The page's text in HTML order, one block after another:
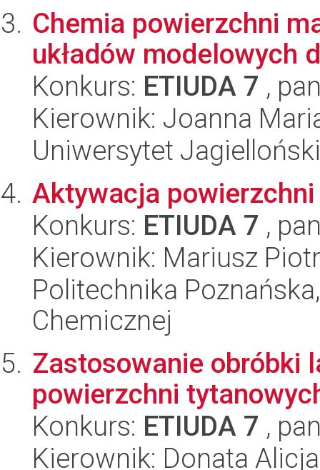
Chemia powierzchni
układów modelowych
Konkurs: ETIUDA 7 ,
Kierownik: Joanna
Uniwersytet
Aktywacja
Konkurs: ETIUDA 7 ,
Kierownik: Mariusz
Politechnika
Chemicznej
Zastosowanie obróbki
powierzchni
Konkurs: ETIUDA 7 ,
Kierownik: Donata